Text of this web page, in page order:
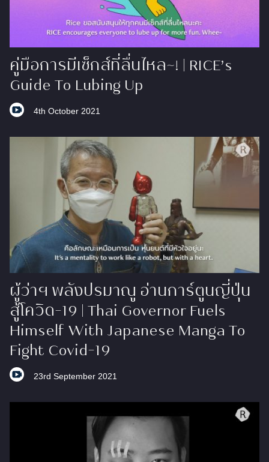
คู่มือการมีเซ็กส์ที่ลื่นไหล~! ​| RICE’s
Guide To Lubing Up
4th October 2021
ผู้ว่าฯ พลังปรมาณู อ่านการ์ตูนญี่ปุ่น
สู้โควิด-19 | Thai Governor Fuels
Himself With Japanese Manga To
Fight Covid-19
23rd September 2021